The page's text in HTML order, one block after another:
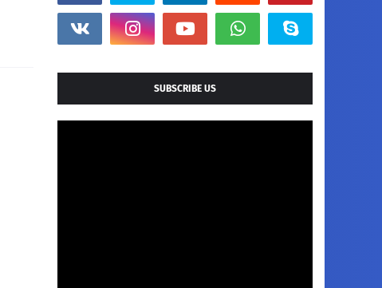
SUBSCRIBE US